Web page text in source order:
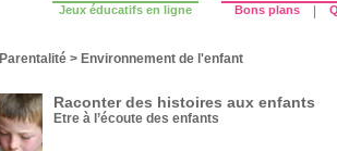
Jeux éducatifs en ligne Bons plans
Parentalité > Environnement de l'enfant
Raconter des histoires aux enfants
Etre à l’écoute des enfants